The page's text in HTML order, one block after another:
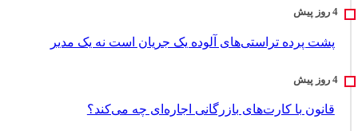
پشت پرده تراستی‌های آلوده یک جریان است نه یک مدیر
قانون با کارت‌های بازرگانی اجاره‌ای چه می‌کند؟